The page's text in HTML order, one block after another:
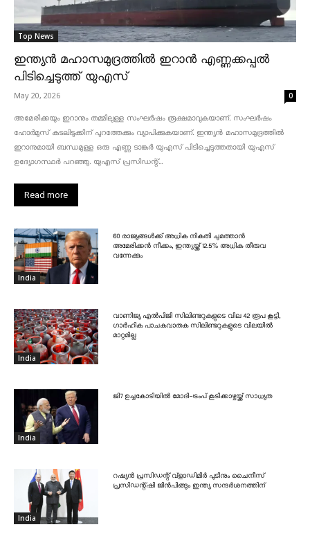
Top News
ഇന്ത്യൻ മഹാസമുദ്രത്തിൽ ഇറാൻ എണ്ണക്കപ്പൽ
പിടിച്ചെടുത്ത് യുഎസ്
May 20, 2026 0
അമേരിക്കയും ഇറാനും തമ്മിലുള്ള സംഘർഷം രൂക്ഷമാവുകയാണ്. സംഘർഷം
ഹോർമുസ് കടലിടുക്കിന് പുറത്തേക്കും വ്യാപിക്കുകയാണ്. ഇന്ത്യൻ മഹാസമുദ്രത്തിൽ
ഇറാനുമായി ബന്ധമുള്ള ഒരു എണ്ണ ടാങ്കർ യുഎസ് പിടിച്ചെടുത്തതായി യുഎസ്
ഉദ്യോഗസ്ഥർ പറഞ്ഞു. യുഎസ് പ്രസിഡന്റ്...
Read more
India
60 രാജ്യങ്ങൾക്ക് അധിക നികുതി ചുമത്താൻ
അമേരിക്കൻ നീക്കം, ഇന്ത്യയ്ക്ക് 12.5% അധിക തീരുവ
വന്നേക്കും
India
വാണിജ്യ എൽപിജി സിലിണ്ടറുകളുടെ വില 42 രൂപ കൂട്ടി,
ഗാർഹിക പാചകവാതക സിലിണ്ടറുകളുടെ വിലയിൽ
മാറ്റമില്ല
India
ജി7 ഉച്ചകോടിയിൽ മോദി-ട്രംപ് കൂടിക്കാഴ്ചയ്ക്ക് സാധ്യത
India
റഷ്യൻ പ്രസിഡന്റ് വ്‌ളാഡിമിർ പുടിനും ചൈനീസ്
പ്രസിഡന്റ്ഷി ജിൻപിങ്ങും ഇന്ത്യ സന്ദർശനത്തിന്